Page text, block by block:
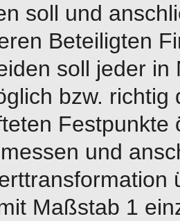
soll und
Beteiligten
soll jeder
bzw. richtig
Festpunkte
und
Maßstab 1